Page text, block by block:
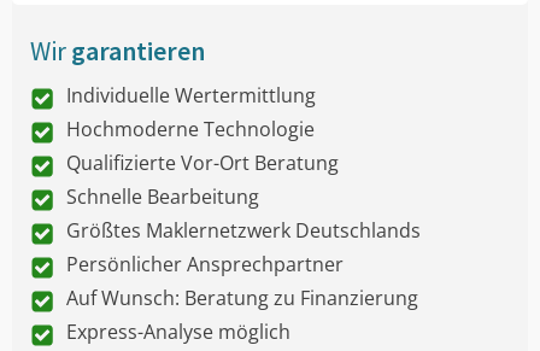
Wirgarantieren
Individuelle Wertermittlung
Hochmoderne Technologie
Qualifizierte Vor-Ort Beratung
Schnelle Bearbeitung
Größtes Maklernetzwerk Deutschlands
Persönlicher Ansprechpartner
Auf Wunsch: Beratung zu Finanzierung
Express-Analyse möglich